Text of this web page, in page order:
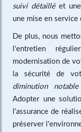
suivi détailléet une
une mise en
De plus, nous
l'entretien
modernisation de
la sécurité de
diminution
Adopter une
l'assurance de
préserver